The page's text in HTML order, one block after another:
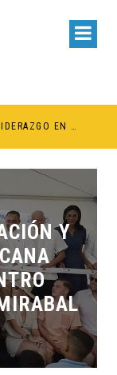
FCCA RECONOCE A DAVID COLLADO POR SU LIDERAZGO EN EL CRECIMIENTO DE LA INDUSTRIA DE CRUCEROS EN RD
Y